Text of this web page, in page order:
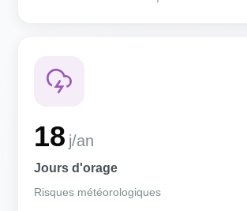
18 j/an
Jours d'orage
Risques météorologiques